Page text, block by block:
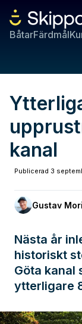
BåtarFärdmål
kanal
Publicerad 3
Gustav
Nästa år
historiskt
Göta kanal
ytterligare